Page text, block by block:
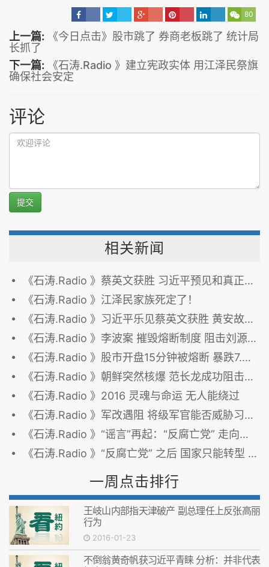
80
上一篇:
《今日点击》股市跳了 券商老板跳了 统计局
长抓了
下一篇:
《石涛.Radio 》建立宪政实体 用江泽民祭旗
确保社会安定
评论
提交
相关新闻
《石涛.Radio 》蔡英文获胜 习近平预见和真正想要的？
《石涛.Radio 》江泽民家族死定了！
《石涛.Radio 》习近平乐见蔡英文获胜 黄安故意或被授意搅局 遭封杀
《石涛.Radio 》李波案 摧毁熔断制度 阻击刘源 均来自同一个“赵家人”
《石涛.Radio 》股市开盘15分钟被熔断 暴跌7.32% 何人操守？
《石涛.Radio 》朝鲜突然核爆 范长龙成功阻击刘源 习近平军改受阻
《石涛.Radio 》2016 灵魂与命运 无人能绕过
《石涛.Radio 》军改遇阻 将级军官能否威胁习近平
《石涛.Radio 》“谣言”再起：“反腐亡党” 走向强国之路
《石涛.Radio 》“反腐亡党” 之后 国家只能转型 别无退路
一周点击排行
王岐山内部指天津破产 副总理任上反张高丽
行为
2016-01-23
不倒翁黄奇帆获习近平青睐 分析：并非代表